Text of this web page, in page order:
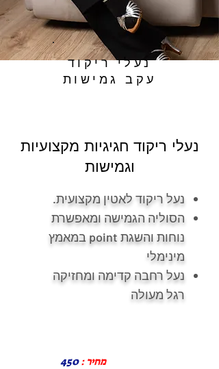
נעלי ריקוד
עקב גמישות
נעלי ריקוד חגיגיות מקצועיות
וגמישות
נעל ריקוד לאטין מקצועית.
הסוליה הגמישה ומאפשרת
נוחות והשגת point במאמץ
מינימלי
נעל רחבה קדימה ומחזיקה
רגל מעולה
מחיר :450